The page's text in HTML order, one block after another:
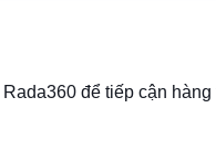
để tiếp cận hàng